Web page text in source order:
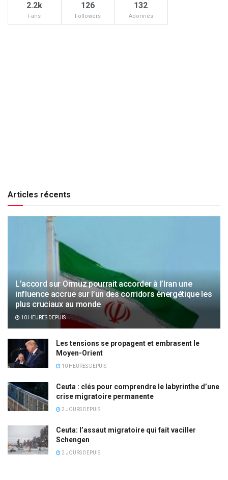
2.2k
Fans
126
Followers
132
Abonnés
Articles récents
L’accord sur Ormuz pourrait accorder à l’Iran une
influence accrue sur l’un des corridors énergétique les
plus cruciaux au monde
10 HEURES DEPUIS
Les tensions se propagent et embrasent le
Moyen-Orient
10 HEURES DEPUIS
Ceuta : clés pour comprendre le labyrinthe d’une
crise migratoire permanente
2 JOURS DEPUIS
Ceuta: l’assaut migratoire qui fait vaciller
Schengen
2 JOURS DEPUIS